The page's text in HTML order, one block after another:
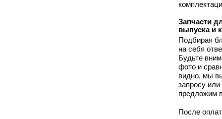
Запчасти
выпуска и
Подбирая
на себя
Будьте
фото и
видно, мы
запросу
предложим
После